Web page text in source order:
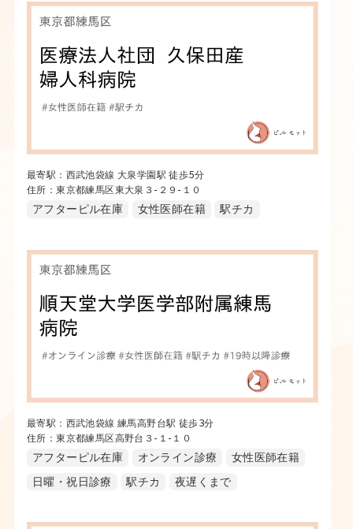
最寄駅：西武池袋線 大泉学園駅 徒歩5分
住所：東京都練馬区東大泉３-２９-１０
アフターピル在庫 女性医師在籍 駅チカ
最寄駅：西武池袋線 練馬高野台駅 徒歩3分
住所：東京都練馬区高野台３-１-１０
アフターピル在庫 オンライン診療
女性医師在籍
日曜・祝日診療
駅チカ 夜遅くまで